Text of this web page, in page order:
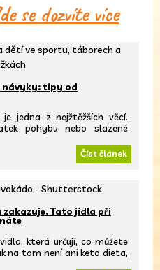
se dozvíte více
návyky: tipy od
jedna z nejžtěžších věcí.
pohybu nebo slazené
Číst článek
zakazuje. Tato jídla při
která určují, co můžete
na tom není ani keto dieta,